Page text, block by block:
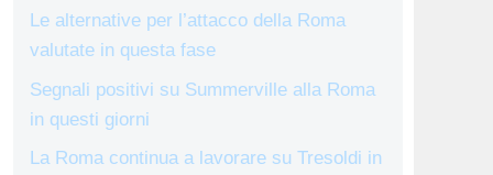
Le alternative per l’attacco della Roma
valutate in questa fase
Segnali positivi su Summerville alla Roma
in questi giorni
La Roma continua a lavorare su Tresoldi in